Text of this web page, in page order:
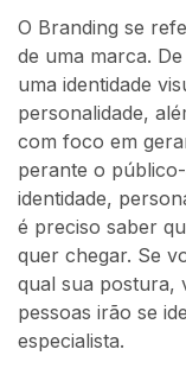
O Branding se
de uma marca.
uma identidade
personalidade,
com foco em
perante o
identidade,
é preciso saber
quer chegar. Se
qual sua postura,
pessoas irão se
especialista.